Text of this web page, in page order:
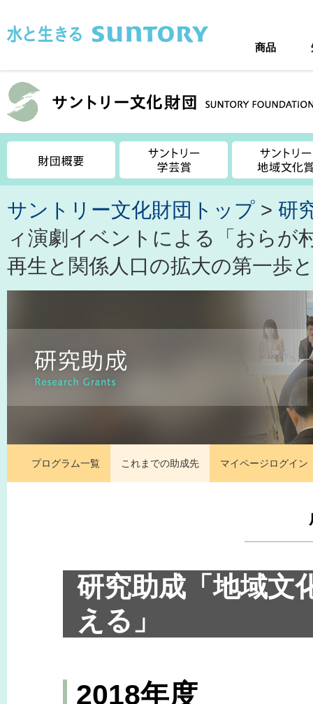
商品
サントリー文化財団トップ > 研
ィ演劇イベントによる「おらが
再生と関係人口の拡大の第一歩
プログラム一覧 これまでの助成先 マイページログイン
研究助成「地域文
える」
2018年度